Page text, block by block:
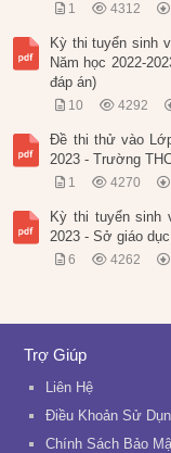
1 4312
Kỳ thi tuyển sinh
Năm học 2022-
đáp án)
10 4292
Đề thi thử vào
2023 - Trường
1 4270
Kỳ thi tuyển sinh
2023 - Sở giáo
6 4262
Trợ Giúp
Liên Hệ
Điều Khoản Sử
Chính Sách Bảo